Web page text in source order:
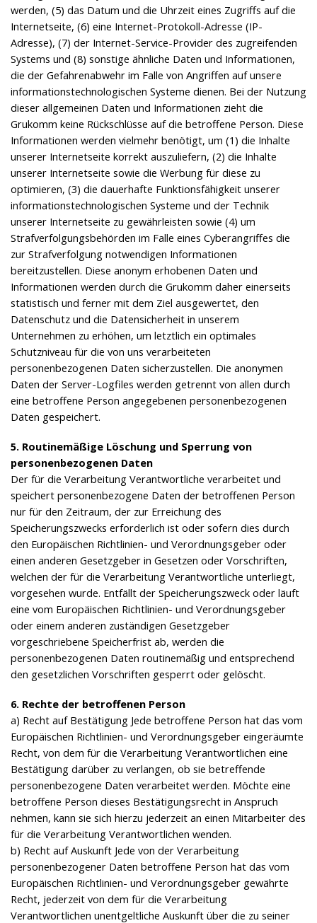
werden, (5) das Datum und die Uhrzeit eines Zugriffs auf die
Internetseite, (6) eine Internet-Protokoll-Adresse (IP-
Adresse), (7) der Internet-Service-Provider des zugreifenden
Systems und (8) sonstige ähnliche Daten und Informationen,
die der Gefahrenabwehr im Falle von Angriffen auf unsere
informationstechnologischen Systeme dienen. Bei der Nutzung
dieser allgemeinen Daten und Informationen zieht die
Grukomm keine Rückschlüsse auf die betroffene Person. Diese
Informationen werden vielmehr benötigt, um (1) die Inhalte
unserer Internetseite korrekt auszuliefern, (2) die Inhalte
unserer Internetseite sowie die Werbung für diese zu
optimieren, (3) die dauerhafte Funktionsfähigkeit unserer
informationstechnologischen Systeme und der Technik
unserer Internetseite zu gewährleisten sowie (4) um
Strafverfolgungsbehörden im Falle eines Cyberangriffes die
zur Strafverfolgung notwendigen Informationen
bereitzustellen. Diese anonym erhobenen Daten und
Informationen werden durch die Grukomm daher einerseits
statistisch und ferner mit dem Ziel ausgewertet, den
Datenschutz und die Datensicherheit in unserem
Unternehmen zu erhöhen, um letztlich ein optimales
Schutzniveau für die von uns verarbeiteten
personenbezogenen Daten sicherzustellen. Die anonymen
Daten der Server-Logfiles werden getrennt von allen durch
eine betroffene Person angegebenen personenbezogenen
Daten gespeichert.
5. Routinemäßige Löschung und Sperrung von
personenbezogenen Daten
Der für die Verarbeitung Verantwortliche verarbeitet und
speichert personenbezogene Daten der betroffenen Person
nur für den Zeitraum, der zur Erreichung des
Speicherungszwecks erforderlich ist oder sofern dies durch
den Europäischen Richtlinien- und Verordnungsgeber oder
einen anderen Gesetzgeber in Gesetzen oder Vorschriften,
welchen der für die Verarbeitung Verantwortliche unterliegt,
vorgesehen wurde. Entfällt der Speicherungszweck oder läuft
eine vom Europäischen Richtlinien- und Verordnungsgeber
oder einem anderen zuständigen Gesetzgeber
vorgeschriebene Speicherfrist ab, werden die
personenbezogenen Daten routinemäßig und entsprechend
den gesetzlichen Vorschriften gesperrt oder gelöscht.
6. Rechte der betroffenen Person
a) Recht auf Bestätigung Jede betroffene Person hat das vom
Europäischen Richtlinien- und Verordnungsgeber eingeräumte
Recht, von dem für die Verarbeitung Verantwortlichen eine
Bestätigung darüber zu verlangen, ob sie betreffende
personenbezogene Daten verarbeitet werden. Möchte eine
betroffene Person dieses Bestätigungsrecht in Anspruch
nehmen, kann sie sich hierzu jederzeit an einen Mitarbeiter des
für die Verarbeitung Verantwortlichen wenden.
b) Recht auf Auskunft Jede von der Verarbeitung
personenbezogener Daten betroffene Person hat das vom
Europäischen Richtlinien- und Verordnungsgeber gewährte
Recht, jederzeit von dem für die Verarbeitung
Verantwortlichen unentgeltliche Auskunft über die zu seiner